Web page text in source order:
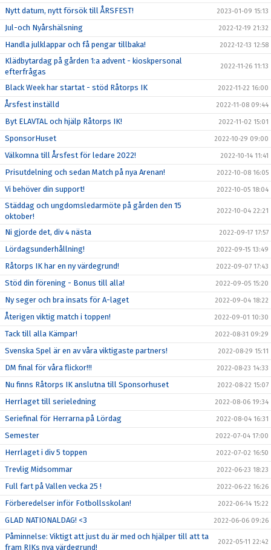
Nytt datum, nytt försök till ÅRSFEST! 2023-01-09 15:13
Jul-och Nyårshälsning 2022-12-19 21:32
Handla julklappar och få pengar tillbaka! 2022-12-13 12:58
Klädbytardag på gården 1:a advent - kioskpersonal
efterfrågas
2022-11-26 11:13
Black Week har startat - stöd Råtorps IK 2022-11-22 16:00
Årsfest inställd 2022-11-08 09:44
Byt ELAVTAL och hjälp Råtorps IK! 2022-11-02 15:01
SponsorHuset 2022-10-29 09:00
Välkomna till Årsfest för ledare 2022! 2022-10-14 11:41
Prisutdelning och sedan Match på nya Arenan! 2022-10-08 16:05
Vi behöver din support! 2022-10-05 18:04
Städdag och ungdomsledarmöte på gården den 15
oktober!
2022-10-04 22:21
Ni gjorde det, div 4 nästa 2022-09-17 17:57
Lördagsunderhållning! 2022-09-15 13:49
Råtorps IK har en ny värdegrund! 2022-09-07 17:43
Stöd din förening - Bonus till alla! 2022-09-05 15:20
Ny seger och bra insats för A-laget 2022-09-04 18:22
Återigen viktig match i toppen! 2022-09-01 10:30
Tack till alla Kämpar! 2022-08-31 09:29
Svenska Spel är en av våra viktigaste partners! 2022-08-29 15:11
DM final för våra flickor!!! 2022-08-23 14:33
Nu finns Råtorps IK anslutna till Sponsorhuset 2022-08-22 15:07
Herrlaget till serieledning 2022-08-06 19:34
Seriefinal för Herrarna på Lördag 2022-08-04 16:31
Semester 2022-07-04 17:00
Herrlaget i div 5 toppen 2022-07-02 16:50
Trevlig Midsommar 2022-06-23 18:23
Full fart på Vallen vecka 25 ! 2022-06-22 16:26
Förberedelser inför Fotbollsskolan! 2022-06-14 15:22
GLAD NATIONALDAG! <3 2022-06-06 09:26
Påminnelse: Viktigt att just du är med och hjälper till att ta
fram RIKs nya värdegrund!
2022-05-11 22:42